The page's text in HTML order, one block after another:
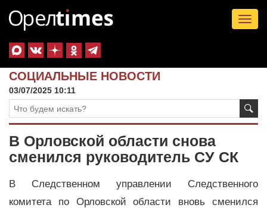
СОЦИАЛЬНЫЕ НОВОСТИ
03/07/2025 10:11
В Орловской области снова
сменился руководитель СУ СК
В Следственном управлении Следственного
комитета по Орловской области вновь сменился